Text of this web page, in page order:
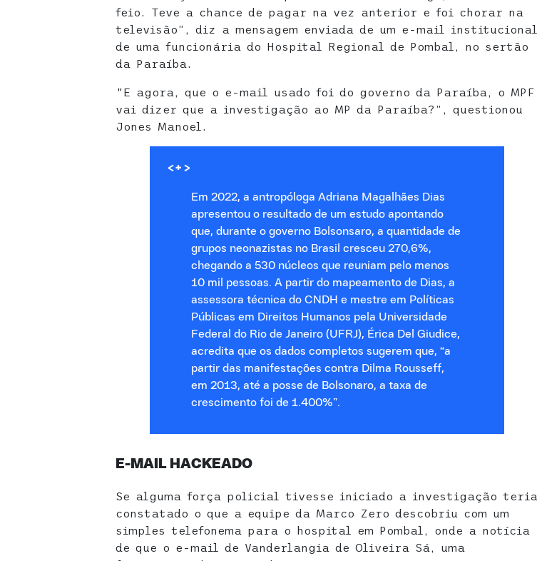
feio. Teve a chance de pagar na vez anterior e foi chorar na
televisão”, diz a mensagem enviada de um e-mail institucional
de uma funcionária do Hospital Regional de Pombal, no sertão
da Paraíba.
“E agora, que o e-mail usado foi do governo da Paraíba, o MPF
vai dizer que a investigação ao MP da Paraíba?”, questionou
Jones Manoel.
<+>
Em 2022, a antropóloga Adriana Magalhães Dias
apresentou o resultado de um estudo apontando
que, durante o governo Bolsonsaro, a quantidade de
grupos neonazistas no Brasil cresceu 270,6%,
chegando a 530 núcleos que reuniam pelo menos
10 mil pessoas. A partir do mapeamento de Dias, a
assessora técnica do CNDH e mestre em Políticas
Públicas em Direitos Humanos pela Universidade
Federal do Rio de Janeiro (UFRJ), Érica Del Giudice,
acredita que os dados completos sugerem que, “a
partir das manifestações contra Dilma Rousseff,
em 2013, até a posse de Bolsonaro, a taxa de
crescimento foi de 1.400%”.
E-MAIL HACKEADO
Se alguma força policial tivesse iniciado a investigação teria
constatado o que a equipe da Marco Zero descobriu com um
simples telefonema para o hospital em Pombal, onde a notícia
de que o e-mail de Vanderlangia de Oliveira Sá, uma